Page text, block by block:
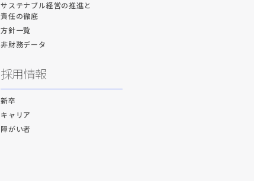
サステナブル経営の推進と
責任の徹底
方針一覧
非財務データ
採用情報
新卒
キャリア
障がい者